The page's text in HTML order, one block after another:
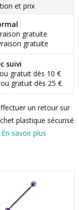
et prix
gratuite
gratuite
suivi
gratuit dès 10 €
gratuit dès 25 €
un retour sur
plastique sécurisé
En savoir plus